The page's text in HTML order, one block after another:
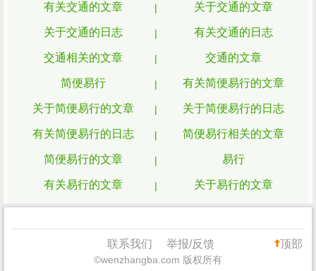
有关交通的文章 关于交通的文章
关于交通的日志 有关交通的日志
交通相关的文章 交通的文章
简便易行 有关简便易行的文章
关于简便易行的文章 关于简便易行的日志
有关简便易行的日志 简便易行相关的文章
简便易行的文章 易行
有关易行的文章 关于易行的文章
关于易行的日志 有关易行的日志
简单易行 有关简单易行的文章
顶部
联系我们 举报/反馈
©wenzhangba.com 版权所有